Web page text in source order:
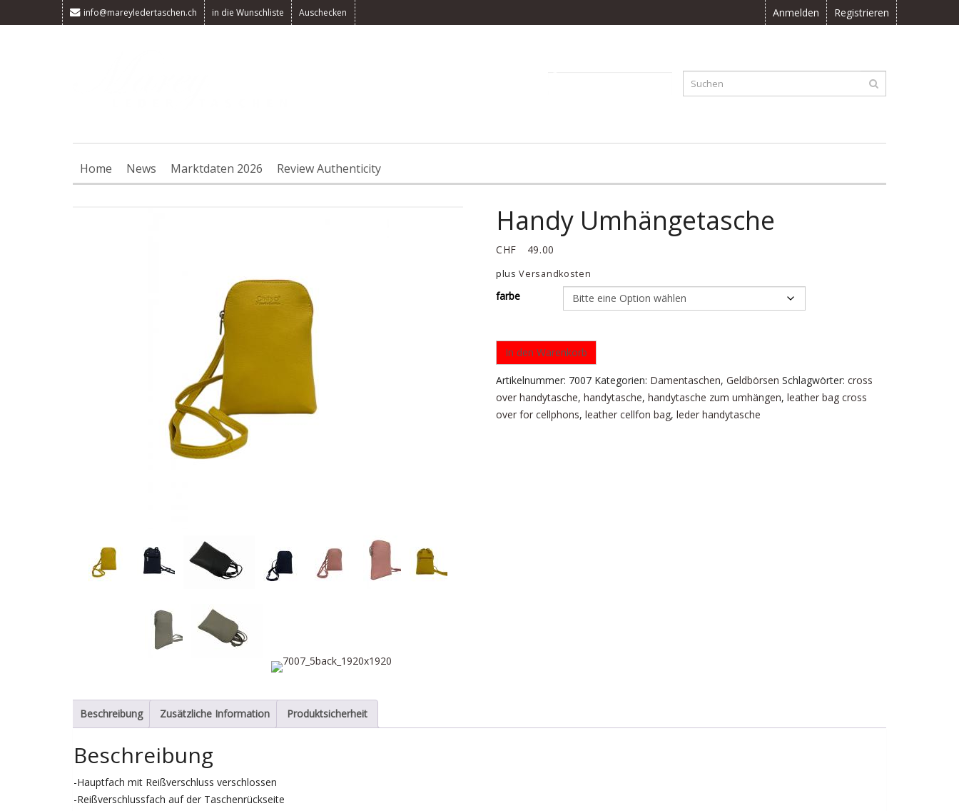
info@mareyledertaschen.ch in die Wunschliste Auschecken Anmelden Registrieren
Home News Marktdaten 2026 Review Authenticity
Handy Umhängetasche
CHF 49.00
plusVersandkosten
farbe
In den Warenkorb
Artikelnummer: 7007 Kategorien: Damentaschen, Geldbörsen Schlagwörter: cross
over handytasche, handytasche, handytasche zum umhängen, leather bag cross
over for cellphons, leather cellfon bag, leder handytasche
Beschreibung Zusätzliche Information Produktsicherheit
Beschreibung
-Hauptfach mit Reißverschluss verschlossen
-Reißverschlussfach auf der Taschenrückseite